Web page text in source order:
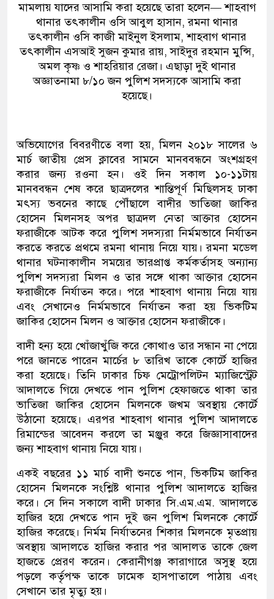
মামলায় যাদের আসামি করা হয়েছে তারা হলেন— শাহবাগ
থানার তৎকালীন ওসি আবুল হাসান, রমনা থানার
তৎকালীন ওসি কাজী মাইনুল ইসলাম, শাহবাগ থানার
তৎকালীন এসআই সুজন কুমার রায়, সাইদুর রহমান মুন্সি,
অমল কৃষ্ণ ও শাহরিয়ার রেজা। এছাড়া দুই থানার
অজ্ঞাতনামা ৮/১০ জন পুলিশ সদস্যকে আসামি করা
হয়েছে।
অভিযোগের বিবরণীতে বলা হয়, মিলন ২০১৮ সালের ৬
মার্চ জাতীয় প্রেস ক্লাবের সামনে মানববন্ধনে অংশগ্রহণ
করার জন্য রওনা হন। ওই দিন সকাল ১০-১১টায়
মানববন্ধন শেষ করে ছাত্রদলের শান্তিপূর্ণ মিছিলসহ ঢাকা
মৎস্য ভবনের কাছে পৌঁছালে বাদীর ভাতিজা জাকির
হোসেন মিলনসহ অপর ছাত্রদল নেতা আক্তার হোসেন
ফরাজীকে আটক করে পুলিশ সদস্যরা নির্মমভাবে নির্যাতন
করতে করতে প্রথমে রমনা থানায় নিয়ে যায়। রমনা মডেল
থানার ঘটনাকালীন সময়ের ভারপ্রাপ্ত কর্মকর্তাসহ অন্যান্য
পুলিশ সদস্যরা মিলন ও তার সঙ্গে থাকা আক্তার হোসেন
ফরাজীকে নির্যাতন করে। পরে শাহবাগ থানায় নিয়ে যায়
এবং সেখানেও নির্মমভাবে নির্যাতন করা হয় ভিকটিম
জাকির হোসেন মিলন ও আক্তার হোসেন ফরাজীকে।
বাদী হন্য হয়ে খোঁজাখুঁজি করে কোথাও তার সন্ধান না পেয়ে
পরে জানতে পারেন মার্চের ৮ তারিখ তাকে কোর্টে হাজির
করা হয়েছে। তিনি ঢাকার চিফ মেট্রোপলিটন ম্যাজিস্ট্রেট
আদালতে গিয়ে দেখতে পান পুলিশ হেফাজতে থাকা তার
ভাতিজা জাকির হোসেন মিলনকে জখম অবস্থায় কোর্টে
উঠানো হয়েছে। এরপর শাহবাগ থানার পুলিশ আদালতে
রিমান্ডের আবেদন করলে তা মঞ্জুর করে জিজ্ঞাসাবাদের
জন্য শাহবাগ থানায় নিয়ে যায়।
একই বছরের ১১ মার্চ বাদী শুনতে পান, ভিকটিম জাকির
হোসেন মিলনকে সংশ্লিষ্ট থানার পুলিশ আদালতে হাজির
করে। সে দিন সকালে বাদী ঢাকার সি.এম.এম. আদালতে
হাজির হয়ে দেখতে পান দুই জন পুলিশ মিলনকে কোর্টে
হাজির করেছে। নির্মম নির্যাতনের শিকার মিলনকে মৃতপ্রায়
অবস্থায় আদালতে হাজির করার পর আদালত তাকে জেল
হাজতে প্রেরণ করেন। কেরানীগঞ্জ কারাগারে অসুস্থ হয়ে
পড়লে কর্তৃপক্ষ তাকে ঢামেক হাসপাতালে পাঠায় এবং
সেখানে তার মৃত্যু হয়।